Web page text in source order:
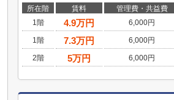
所在階 賃料 管理費・共益費
1階
4.9万円 6,000円
1階
7.3万円 6,000円
2階
5万円 6,000円